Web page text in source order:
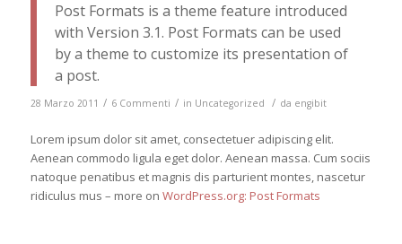
Post Formats is a theme feature introduced
with Version 3.1. Post Formats can be used
by a theme to customize its presentation of
a post.
28 Marzo 2011 / 6 Commenti / in Uncategorized / da engibit
Lorem ipsum dolor sit amet, consectetuer adipiscing elit.
Aenean commodo ligula eget dolor. Aenean massa. Cum sociis
natoque penatibus et magnis dis parturient montes, nascetur
ridiculus mus – more on WordPress.org: Post Formats